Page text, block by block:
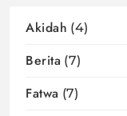
Akidah (4)
Berita (7)
Fatwa (7)